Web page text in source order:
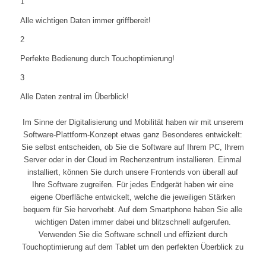
Alle wichtigen Daten immer griffbereit!
2
Perfekte Bedienung durch Touchoptimierung!
3
Alle Daten zentral im Überblick!
Im Sinne der Digitalisierung und Mobilität haben wir mit unserem
Software-Plattform-Konzept etwas ganz Besonderes entwickelt:
Sie selbst entscheiden, ob Sie die Software auf Ihrem PC, Ihrem
Server oder in der Cloud im Rechenzentrum installieren. Einmal
installiert, können Sie durch unsere Frontends von überall auf
Ihre Software zugreifen. Für jedes Endgerät haben wir eine
eigene Oberfläche entwickelt, welche die jeweiligen Stärken
bequem für Sie hervorhebt. Auf dem Smartphone haben Sie alle
wichtigen Daten immer dabei und blitzschnell aufgerufen.
Verwenden Sie die Software schnell und effizient durch
Touchoptimierung auf dem Tablet um den perfekten Überblick zu